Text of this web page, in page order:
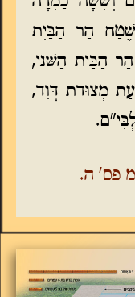
שֶׁטַח הַר הַבַּיִת
הַבַּיִת הַשֵּׁנִי,
מְצוּדַת דָּוִד,
פס' ה.